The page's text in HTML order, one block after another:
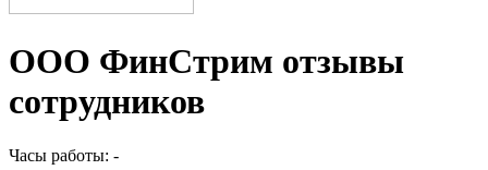
ООО ФинСтрим отзывы
сотрудников
Часы работы: -